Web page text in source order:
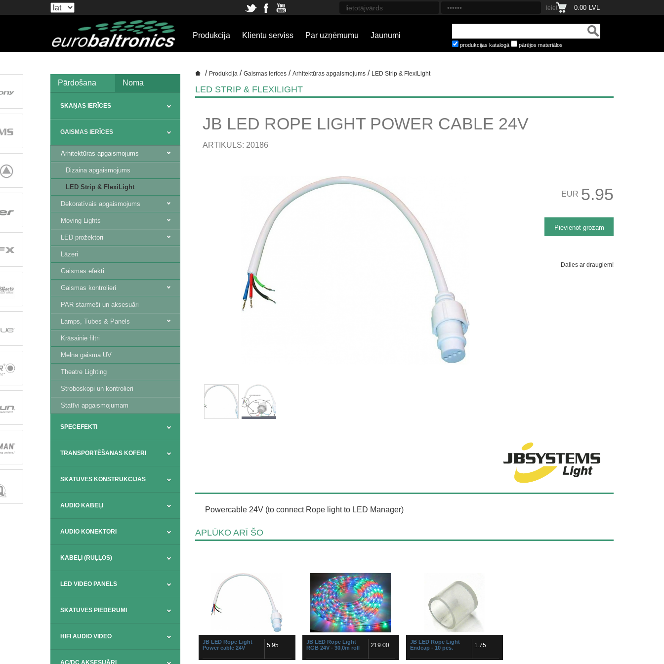
0.00 LVL
Produkcija Klientu serviss Par uzņēmumu Jaunumi
produkcijas katalogā pārējos materiālos
Pārdošana Noma
SKAŅAS IERĪCES
GAISMAS IERĪCES
Arhitektūras apgaismojums
Dizaina apgaismojums
LED Strip & FlexiLight
Dekoratīvais apgaismojums
Moving Lights
LED prožektori
Lāzeri
Gaismas efekti
Gaismas kontrolieri
PAR starmeši un aksesuāri
Lamps, Tubes & Panels
Krāsainie filtri
Melnā gaisma UV
Theatre Lighting
Stroboskopi un kontrolieri
Statīvi apgaismojumam
SPECEFEKTI
TRANSPORTĒŠANAS KOFERI
SKATUVES KONSTRUKCIJAS
AUDIO KABEĻI
AUDIO KONEKTORI
KABEĻI (RUĻĻOS)
LED VIDEO PANELS
SKATUVES PIEDERUMI
HIFI AUDIO VIDEO
AC/DC AKSESUĀRI
/ Produkcija / Gaismas ierīces/ Arhitektūras apgaismojums/ LED Strip & FlexiLight
LED STRIP & FLEXILIGHT
JB LED ROPE LIGHT POWER CABLE 24V
ARTIKULS: 20186
EUR 5.95
Dalies ar draugiem!
Powercable 24V (to connect Rope light to LED Manager)
APLŪKO ARĪ ŠO
JB LED Rope Light
Power cable 24V
5.95
JB LED Rope Light
RGB 24V - 30,0m roll
219.00
JB LED Rope Light
Endcap - 10 pcs.
1.75